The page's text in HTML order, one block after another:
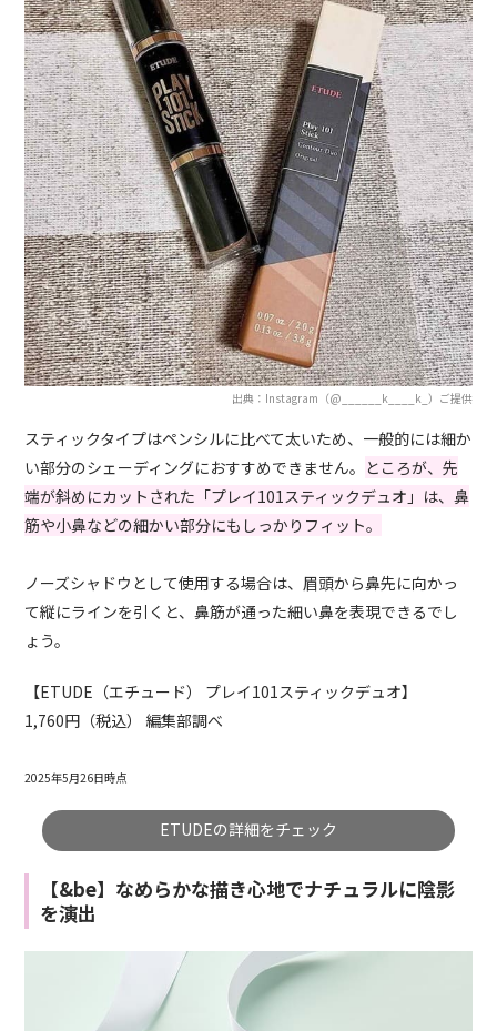
出典：Instagram（@______k____k_）ご提供
スティックタイプはペンシルに比べて太いため、一般的には細か
い部分のシェーディングにおすすめできません。 ところが、先
端が斜めにカットされた「プレイ101スティックデュオ」は、鼻
筋や小鼻などの細かい部分にもしっかりフィット。
ノーズシャドウとして使用する場合は、眉頭から鼻先に向かっ
て縦にラインを引くと、鼻筋が通った細い鼻を表現できるでし
ょう。
【ETUDE（エチュード） プレイ101スティックデュオ】
1,760円（税込） 編集部調べ
2025年5月26日時点
ETUDEの詳細をチェック
【&be】なめらかな描き心地でナチュラルに陰影
を演出